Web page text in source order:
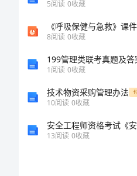
5阅读 0收藏
《呼吸保健与急救》课件
8阅读 0收藏
199管理类联考真题及答
1阅读 0收藏
技术物资采购管理办法
10阅读 0收藏
13阅读 0收藏